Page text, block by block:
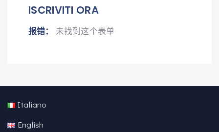
ISCRIVITI ORA
报错： 未找到这个表单
Italiano
English